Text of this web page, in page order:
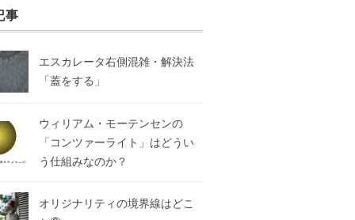
事
エスカレータ右側混雑・解決法
「蓋をする」
ウィリアム・モーテンセンの
「コンツァーライト」はどうい
う仕組みなのか？
オリジナリティの境界線はどこ